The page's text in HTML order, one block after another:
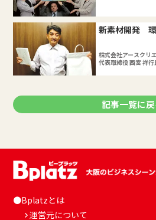
新素材開発 環
株式会社アースクリ
代表取締役 西宮 祥行
記事一覧に戻
●Bplatzとは
運営元について